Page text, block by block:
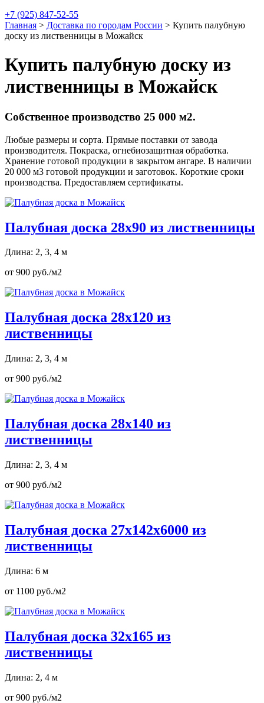
+7 (925) 847-52-55
Главная > Доставка по городам России > Купить палубную
доску из лиственницы в Можайск
Купить палубную доску из
лиственницы в Можайск
Собственное производство 25 000 м2.
Любые размеры и сорта. Прямые поставки от завода
производителя. Покраска, огнебиозащитная обработка.
Хранение готовой продукции в закрытом ангаре. В наличии
20 000 м3 готовой продукции и заготовок. Короткие сроки
производства. Предоставляем сертификаты.
Палубная доска 28х90 из лиственницы
Длина: 2, 3, 4 м
от 900 руб./м2
Палубная доска 28х120 из
лиственницы
Длина: 2, 3, 4 м
от 900 руб./м2
Палубная доска 28х140 из
лиственницы
Длина: 2, 3, 4 м
от 900 руб./м2
Палубная доска 27х142х6000 из
лиственницы
Длина: 6 м
от 1100 руб./м2
Палубная доска 32х165 из
лиственницы
Длина: 2, 4 м
от 900 руб./м2